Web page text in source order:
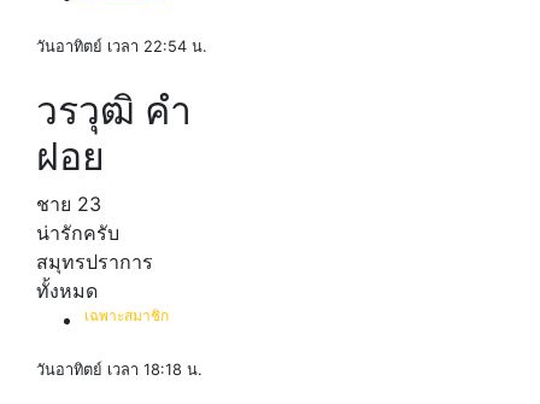
วันอาทิตย์ เวลา 22:54 น.
วรวุฒิ คํา
ฝอย
ชาย 23
น่ารักครับ
สมุทรปราการ
ทั้งหมด
เฉพาะสมาชิก
วันอาทิตย์ เวลา 18:18 น.